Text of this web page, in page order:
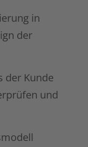
in
der
der Kunde
und